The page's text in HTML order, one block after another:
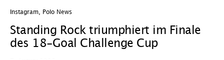
Instagram, Polo News
Standing Rock triumphiert im Finale
des 18-Goal Challenge Cup